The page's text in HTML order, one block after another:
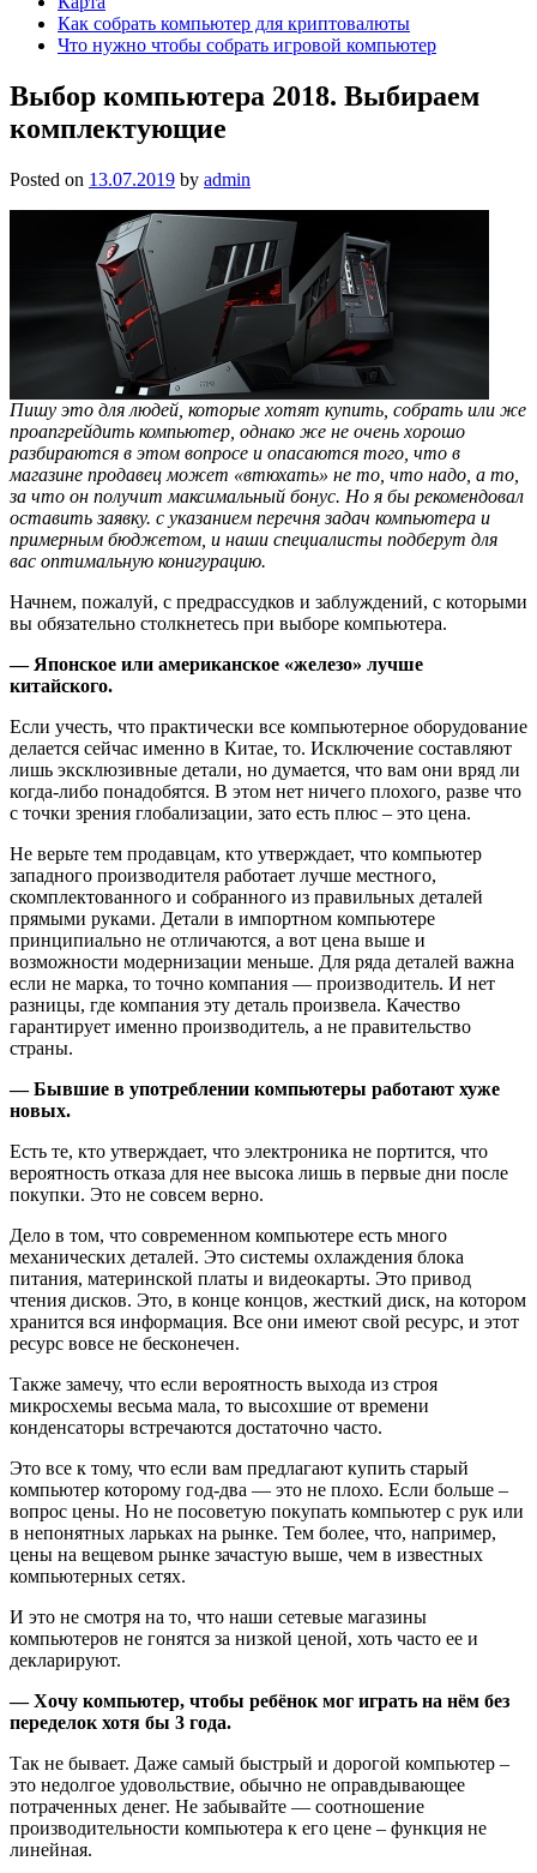
Как собрать компьютер для криптовалюты
Что нужно чтобы собрать игровой компьютер
Выбор компьютера 2018. Выбираем
комплектующие
Posted on 13.07.2019 by admin
Пишу это для людей, которые хотят купить, собрать или же
проапгрейдить компьютер, однако же не очень хорошо
разбираются в этом вопросе и опасаются того, что в
магазине продавец может «втюхать» не то, что надо, а то,
за что он получит максимальный бонус. Но я бы рекомендовал
оставить заявку. с указанием перечня задач компьютера и
примерным бюджетом, и наши специалисты подберут для
вас оптимальную конигурацию.
Начнем, пожалуй, с предрассудков и заблуждений, с которыми
вы обязательно столкнетесь при выборе компьютера.
— Японское или американское «железо» лучше
китайского.
Если учесть, что практически все компьютерное оборудование
делается сейчас именно в Китае, то. Исключение составляют
лишь эксклюзивные детали, но думается, что вам они вряд ли
когда-либо понадобятся. В этом нет ничего плохого, разве что
с точки зрения глобализации, зато есть плюс – это цена.
Не верьте тем продавцам, кто утверждает, что компьютер
западного производителя работает лучше местного,
скомплектованного и собранного из правильных деталей
прямыми руками. Детали в импортном компьютере
принципиально не отличаются, а вот цена выше и
возможности модернизации меньше. Для ряда деталей важна
если не марка, то точно компания — производитель. И нет
разницы, где компания эту деталь произвела. Качество
гарантирует именно производитель, а не правительство
страны.
— Бывшие в употреблении компьютеры работают хуже
новых.
Есть те, кто утверждает, что электроника не портится, что
вероятность отказа для нее высока лишь в первые дни после
покупки. Это не совсем верно.
Дело в том, что современном компьютере есть много
механических деталей. Это системы охлаждения блока
питания, материнской платы и видеокарты. Это привод
чтения дисков. Это, в конце концов, жесткий диск, на котором
хранится вся информация. Все они имеют свой ресурс, и этот
ресурс вовсе не бесконечен.
Также замечу, что если вероятность выхода из строя
микросхемы весьма мала, то высохшие от времени
конденсаторы встречаются достаточно часто.
Это все к тому, что если вам предлагают купить старый
компьютер которому год-два — это не плохо. Если больше –
вопрос цены. Но не посоветую покупать компьютер с рук или
в непонятных ларьках на рынке. Тем более, что, например,
цены на вещевом рынке зачастую выше, чем в известных
компьютерных сетях.
И это не смотря на то, что наши сетевые магазины
компьютеров не гонятся за низкой ценой, хоть часто ее и
декларируют.
— Хочу компьютер, чтобы ребёнок мог играть на нём без
переделок хотя бы 3 года.
Так не бывает. Даже самый быстрый и дорогой компьютер –
это недолгое удовольствие, обычно не оправдывающее
потраченных денег. Не забывайте — соотношение
производительности компьютера к его цене – функция не
линейная.